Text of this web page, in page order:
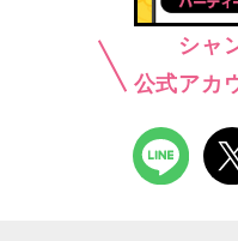
シャ
公式アカ